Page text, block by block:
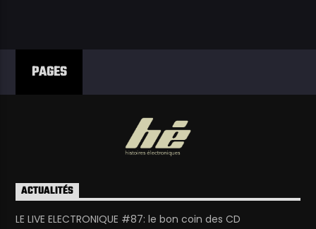
PAGES
ACTUALITÉS
LE LIVE ELECTRONIQUE #87: le bon coin des CD